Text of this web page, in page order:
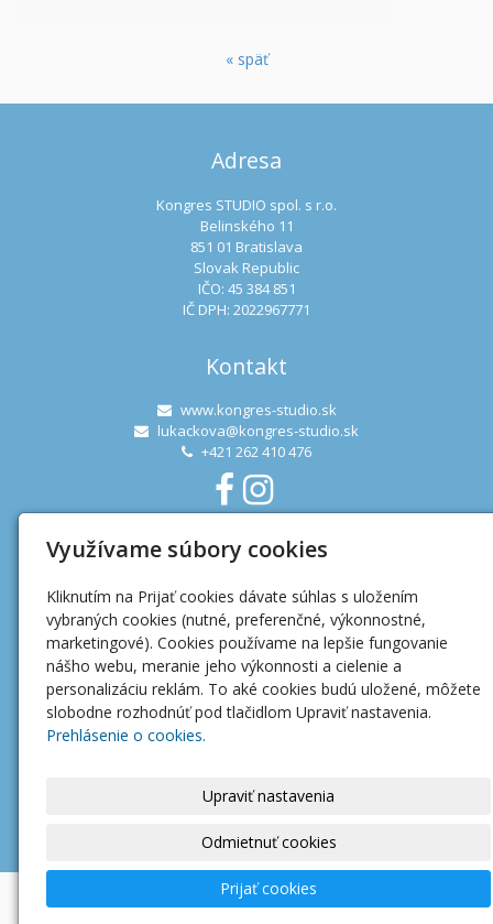
« späť
Adresa
Kongres STUDIO spol. s r.o.
Belinského 11
851 01 Bratislava
Slovak Republic
IČO: 45 384 851
IČ DPH: 2022967771
Kontakt
www.kongres-studio.sk
lukackova@kongres-studio.sk
+421 262 410 476
Užitočné linky
Ochrana osobných údajov
Mapa webu
© 2025Kongres STUDIO spol. s r.o.|Nastavenie cookies
Využívame súbory cookies
Kliknutím na Prijať cookies dávate súhlas s uložením
vybraných cookies (nutné, preferenčné, výkonnostné,
marketingové). Cookies používame na lepšie fungovanie
nášho webu, meranie jeho výkonnosti a cielenie a
personalizáciu reklám. To aké cookies budú uložené, môžete
slobodne rozhodnúť pod tlačidlom Upraviť nastavenia.
Prehlásenie o cookies.
Upraviť nastavenia
Odmietnuť cookies
Prijať cookies